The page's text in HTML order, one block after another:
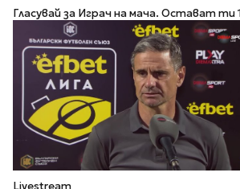
Гласувай за Играч на мача. Остават ти